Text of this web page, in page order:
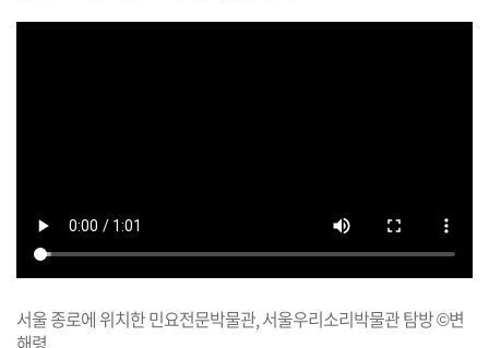
서울 종로에 위치한 민요전문박물관, 서울우리소리박물관 탐방 ©변
해령